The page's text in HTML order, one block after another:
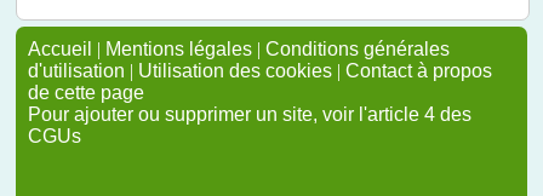
Accueil | Mentions légales | Conditions générales
d'utilisation | Utilisation des cookies | Contact à propos
de cette page
Pour ajouter ou supprimer un site, voir l'article 4 des
CGUs